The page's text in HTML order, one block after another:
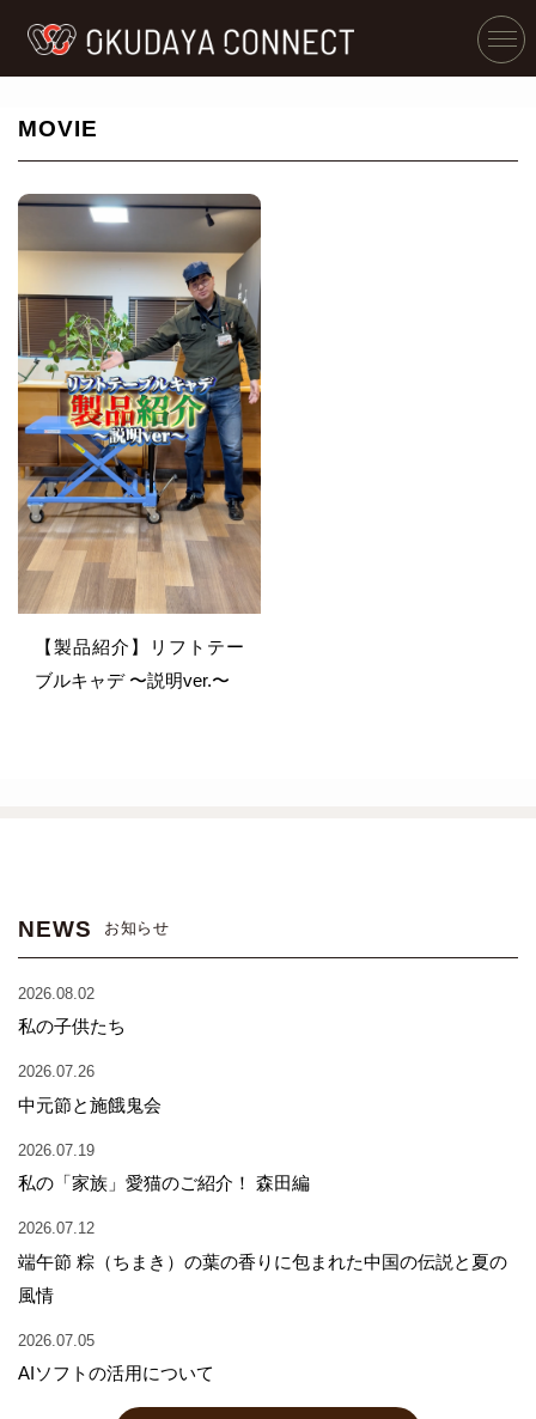
MOVIE
【製品紹介】リフトテー
ブルキャデ 〜説明ver.〜
NEWS お知らせ
2026.08.02
私の子供たち
2026.07.26
中元節と施餓鬼会
2026.07.19
私の「家族」愛猫のご紹介！ 森田編
2026.07.12
端午節 粽（ちまき）の葉の香りに包まれた中国の伝説と夏の
風情
2026.07.05
AIソフトの活用について